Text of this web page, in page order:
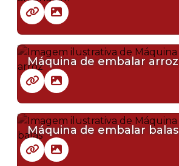
Máquina de embalar arroz
Máquina de embalar balas